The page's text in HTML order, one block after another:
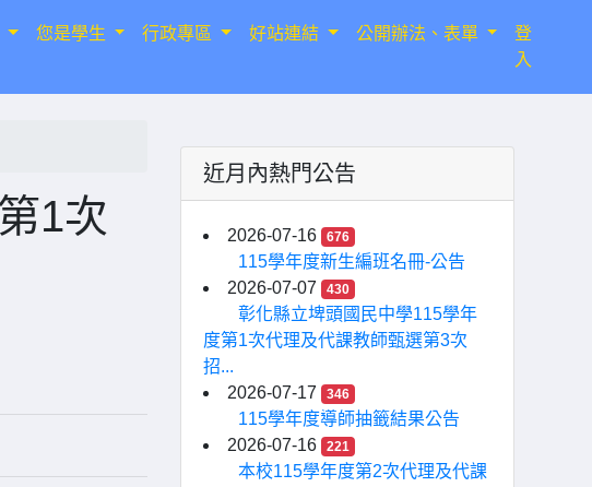
您是學生 行政專區 好站連結 公開辦法、表單
登
入
1次
近月內熱門公告
2026-07-16 676
115學年度新生編班名冊-公告
2026-07-07
430
彰化縣立埤頭國民中學115學年
度第1次代理及代課教師甄選第3次
招...
2026-07-17
346
115學年度導師抽籤結果公告
2026-07-16
221
本校115學年度第2次代理及代課